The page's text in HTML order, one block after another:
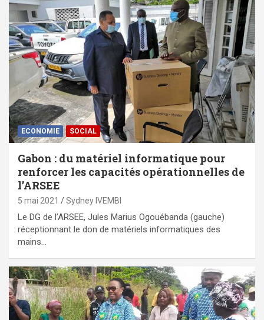
ECONOMIE SOCIAL
Gabon : du matériel informatique pour
renforcer les capacités opérationnelles de
l’ARSEE
5 mai 2021 Sydney IVEMBI
Le DG de l’ARSEE, Jules Marius Ogouébanda (gauche)
réceptionnant le don de matériels informatiques des
mains…